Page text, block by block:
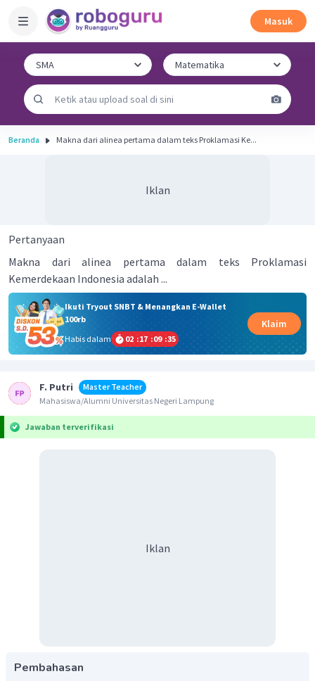
Masuk
Beranda Makna dari alinea pertama dalam teks Proklamasi Ke...
Iklan
Pertanyaan
Makna dari alinea pertama dalam teks Proklamasi
Kemerdekaan Indonesia adalah ...
Ikuti Tryout SNBT & Menangkan E-Wallet
100rb
Habis dalam
02 :17 :09 :35
Klaim
F. Putri
Master Teacher
Mahasiswa/Alumni Universitas Negeri Lampung
Jawaban terverifikasi
Iklan
Pembahasan